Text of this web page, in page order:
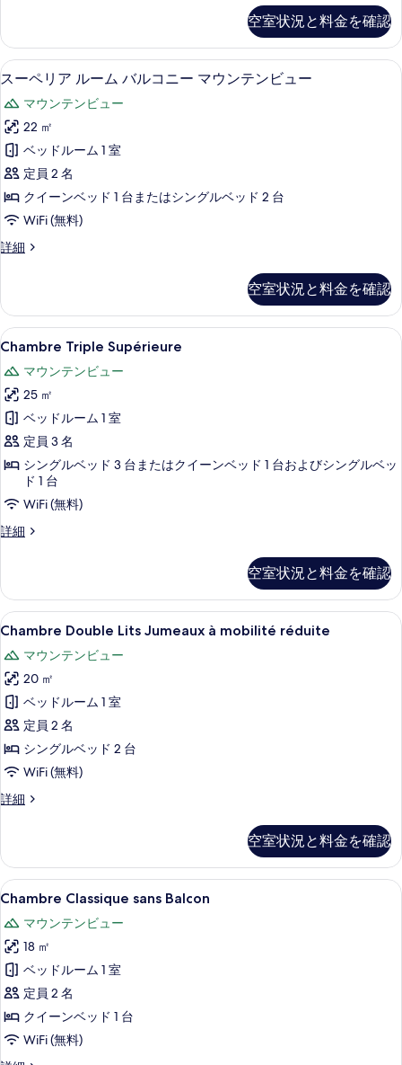
ウ
ン
テ
ン
ビ
ュ
ー
の
す
の
写
真
を
表
示
す
る
ニ
ー
マ
ウ
ン
ン
ビ
ュ
ー
の
詳
細
ル
コ
ニ
ー
マ
ウ
ン
テ
ン
ビ
の
す
べ
て
の
写
真
表
示
ー
ト
ル
ム
バ
ル
コ
ニ
ー
マ
ウ
ン
テ
ュ
ー
の
詳
細
空室状況と料金を確認
ス
ー
ペ
リ
ア
ル
ー
バ
コ
ニ
ー
マ
ウ
ン
テ
ン
ュ
ー
す
べ
て
の
写
真
を
表
示
す
スーペリア ルーム バルコニー マウ
9
スーペリア ルーム バルコニー マウンテンビュー
マウンテンビュー
22 ㎡
ベッドルーム 1 室
定員 2 名
クイーンベッド 1 台またはシングルベッド 2 台
WiFi (無料)
詳細
ス
ア
ル
ー
バ
ル
コ
ニ
ー
マ
ウ
テ
ン
ビ
の
詳
細
空室状況と料金を確認
Chambre
Triple
Supérieure
の
す
べ
て
写
真
表
示
す
る
Chambre Triple Supérieure | デスク
5
Chambre Triple Supérieure
マウンテンビュー
25 ㎡
ベッドルーム 1 室
定員 3 名
シングルベッド 3 台またはクイーンベッド 1 台およびシングルベッ
ド 1 台
WiFi (無料)
詳細
Chambre
詳
細
空室状況と料金を確認
Chambre
Double
Lits
Jumeaux
à
mobilité
réduite
の
す
の
写
真
を
表
示
す
る
Chambre Double Lits Jumeaux à
2
Chambre Double Lits Jumeaux à mobilité réduite
マウンテンビュー
20 ㎡
ベッドルーム 1 室
定員 2 名
シングルベッド 2 台
WiFi (無料)
詳細
Chambre
à
mobilité
réduite
詳
細
空室状況と料金を確認
Chambre
Classique
sans
Balcon
の
す
べ
て
Chambre Classique sans Balcon | デ
6
Chambre Classique sans Balcon
マウンテンビュー
18 ㎡
ベッドルーム 1 室
定員 2 名
クイーンベッド 1 台
WiFi (無料)